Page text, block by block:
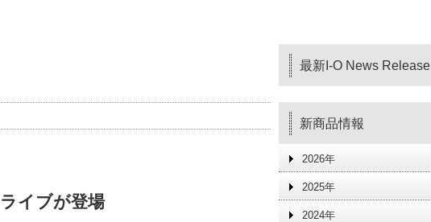
イブが登場
最新I-O News Release
新商品情報
2026年
2025年
2024年